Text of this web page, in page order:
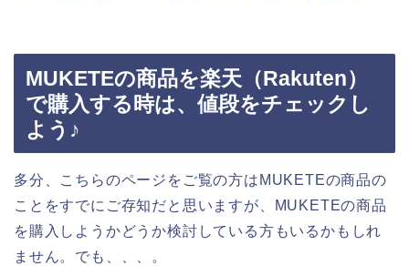
MUKETEの商品を楽天（Rakuten）
で購入する時は、値段をチェックし
よう♪
多分、こちらのページをご覧の方はMUKETEの商品の
ことをすでにご存知だと思いますが、MUKETEの商品
を購入しようかどうか検討している方もいるかもしれ
ません。でも、、、。